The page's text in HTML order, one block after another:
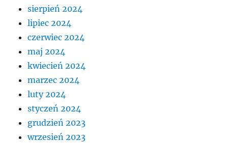
sierpień 2024
lipiec 2024
czerwiec 2024
maj 2024
kwiecień 2024
marzec 2024
luty 2024
styczeń 2024
grudzień 2023
wrzesień 2023